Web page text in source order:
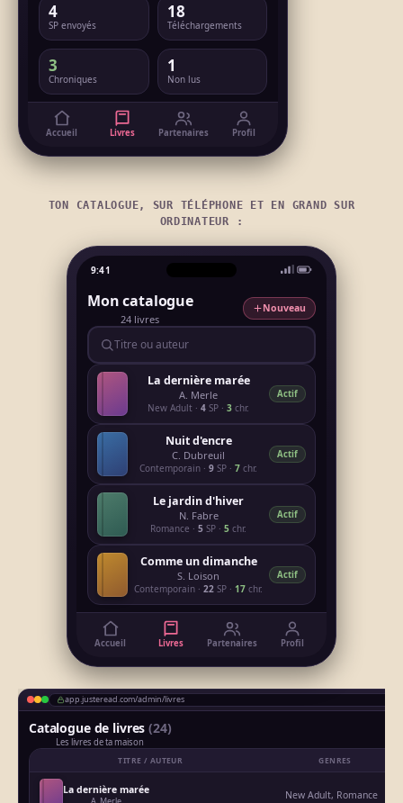
4
SP envoyés
18
Téléchargements
3
Chroniques
1
Non lus
Accueil Livres Partenaires Profil
TON CATALOGUE, SUR TÉLÉPHONE ET EN GRAND SUR
ORDINATEUR :
9:41
Mon catalogue
24 livres
Nouveau
Titre ou auteur
La dernière marée
A. Merle
New Adult · 4 SP · 3 chr.
Actif
Nuit d'encre
C. Dubreuil
Contemporain · 9 SP · 7 chr.
Actif
Le jardin d'hiver
N. Fabre
Romance · 5 SP · 5 chr.
Actif
Comme un dimanche
S. Loison
Contemporain · 22 SP · 17 chr.
Actif
Accueil Livres Partenaires Profil
app.justeread.com/admin/livres
Catalogue de livres(24)
Les livres de ta maison
TITRE / AUTEUR GENRES
La dernière marée
A. Merle New Adult, Romance